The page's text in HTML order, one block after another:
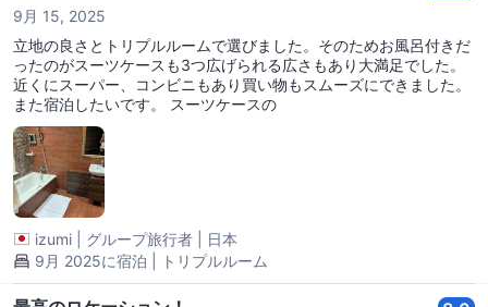
9月 15, 2025
立地の良さとトリプルルームで選びました。そのためお風呂付きだ
ったのがスーツケースも3つ広げられる広さもあり大満足でした。
近くにスーパー、コンビニもあり買い物もスムーズにできました。
また宿泊したいです。 スーツケースの
izumi グループ旅行者
日本
9月 2025に宿泊 | トリプルルーム